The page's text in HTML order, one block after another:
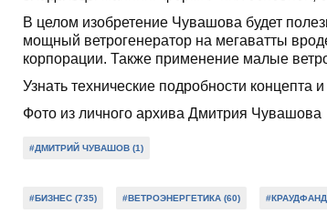
В целом изобретение Чувашова будет
мощный ветрогенератор на мегаватты
корпорации. Также применение малые
Узнать технические подробности
Фото из личного архива Дмитрия Чувашова
#ДМИТРИЙ ЧУВАШОВ (1)
#БИЗНЕС (735) #ВЕТРОЭНЕРГЕТИКА (60)